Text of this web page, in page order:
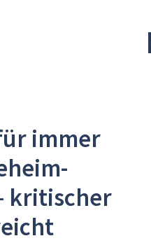
immer
kritischer